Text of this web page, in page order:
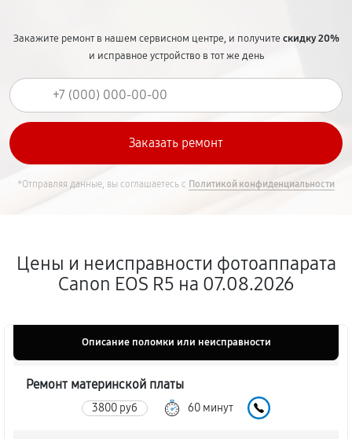
Закажите ремонт в нашем сервисном центре, и получитескидку 20%
и исправное устройство в тот же день
*Отправляя данные, вы соглашаетесь с Политикой конфиденциальности
Цены и неисправности фотоаппарата
Canon EOS R5 на 07.08.2026
Описание поломки или неисправности
Ремонт материнской платы
3800 руб 60 минут